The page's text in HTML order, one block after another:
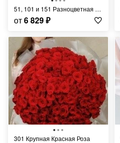
51, 101 и 151 Разноцветная Роза
от6 829₽
301 Крупная Красная Роза